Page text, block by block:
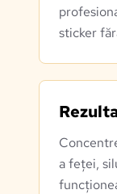
sticker
a feței,